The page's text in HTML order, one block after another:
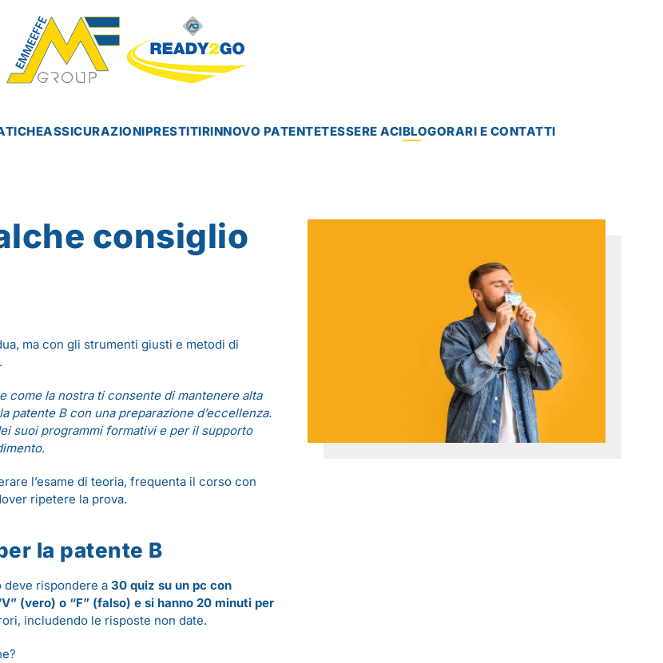
ASSICURAZIONIPRESTITIRINNOVO PATENTETESSERE ACIBLOGORARI E CONTATTI
consiglio
ma con gli strumenti giusti e metodi di
come la nostra ti consente di mantenere alta
patente Bcon una preparazione d’eccellenza.
suoi programmi formativi e per il supporto
.
l’esame di teoria, frequenta il corso con
ripetere la prova.
la patente B
deve rispondere a 30 quiz su un pc con
(vero) o “F” (falso) e si hanno 20 minuti per
includendo le risposte non date.